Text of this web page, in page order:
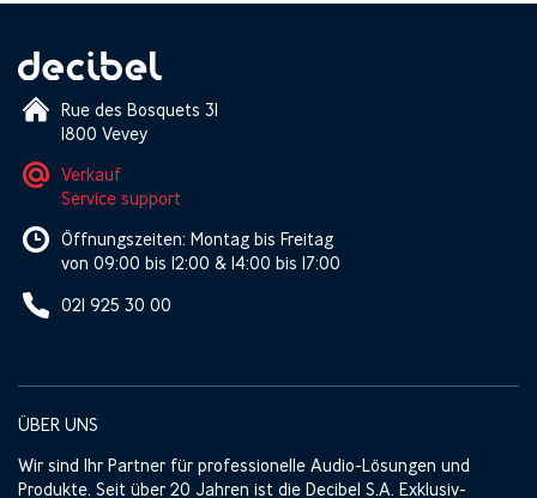
Rue des Bosquets 31
1800 Vevey
Verkauf
Service support
Öffnungszeiten: Montag bis Freitag
von 09:00 bis 12:00 & 14:00 bis 17:00
021 925 30 00
ÜBER UNS
Wir sind Ihr Partner für professionelle Audio-Lösungen und
Produkte. Seit über 20 Jahren ist die Decibel S.A. Exklusiv-